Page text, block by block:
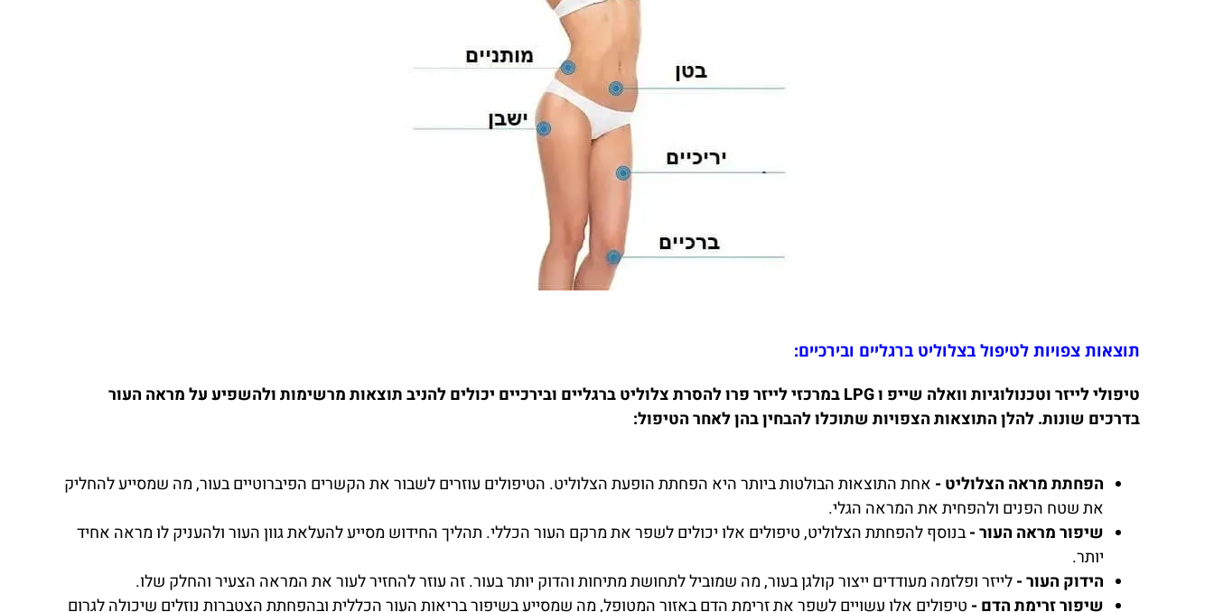
תוצאות צפויות לטיפול בצלוליט ברגליים ובירכיים:
טיפולי לייזר וטכנולוגיות וואלה שייפ ו LPG במרכזי לייזר פרו להסרת צלוליט ברגליים ובירכיים יכולים להניב תוצאות מרשימות ולהשפיע על מראה העור
בדרכים שונות. להלן התוצאות הצפויות שתוכלו להבחין בהן לאחר הטיפול:
הפחתת מראה הצלוליט - אחת התוצאות הבולטות ביותר היא הפחתת הופעת הצלוליט. הטיפולים עוזרים לשבור את הקשרים הפיברוטיים בעור, מה שמסייע להחליק
את שטח הפנים ולהפחית את המראה הגלי.
שיפור מראה העור -בנוסף להפחתת הצלוליט, טיפולים אלו יכולים לשפר את מרקם העור הכללי. תהליך החידוש מסייע להעלאת גוון העור ולהעניק לו מראה אחיד
יותר.
הידוק העור -לייזר ופלזמה מעודדים ייצור קולגן בעור, מה שמוביל לתחושת מתיחות והדוק יותר בעור. זה עוזר להחזיר לעור את המראה הצעיר והחלק שלו.
שיפור זרימת הדם - טיפולים אלו עשויים לשפר את זרימת הדם באזור המטופל, מה שמסייע בשיפור בריאות העור הכללית ובהפחתת הצטברות נוזלים שיכולה לגרום